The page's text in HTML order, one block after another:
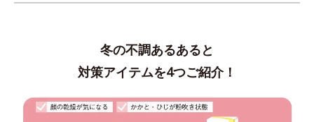
冬の不調あるあると
対策アイテムを4つご紹介！